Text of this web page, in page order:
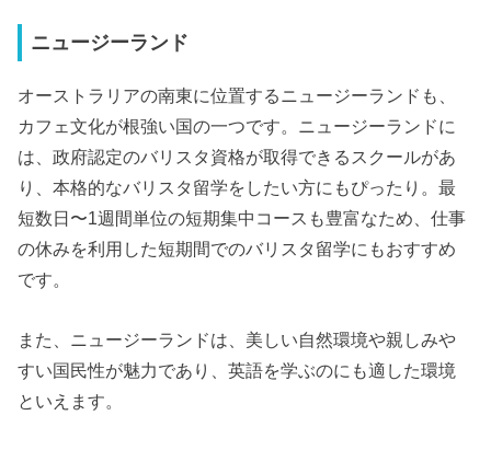
ニュージーランド
オーストラリアの南東に位置するニュージーランドも、
カフェ文化が根強い国の一つです。ニュージーランドに
は、政府認定のバリスタ資格が取得できるスクールがあ
り、本格的なバリスタ留学をしたい方にもぴったり。最
短数日〜1週間単位の短期集中コースも豊富なため、仕事
の休みを利用した短期間でのバリスタ留学にもおすすめ
です。
また、ニュージーランドは、美しい自然環境や親しみや
すい国民性が魅力であり、英語を学ぶのにも適した環境
といえます。